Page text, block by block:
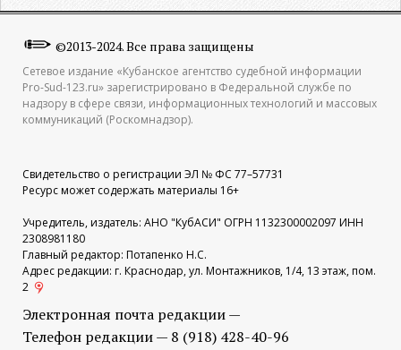
©2013-2024. Все права защищены
Сетевое издание «Кубанское агентство судебной информации
Pro-Sud-123.ru» зарегистрировано в Федеральной службе по
надзору в сфере связи, информационных технологий и массовых
коммуникаций (Роскомнадзор).
Свидетельство о регистрации ЭЛ № ФС 77–57731
Ресурс может содержать материалы 16+
Учредитель, издатель: АНО "КубАСИ" ОГРН 1132300002097 ИНН
2308981180
Главный редактор: Потапенко Н.С.
Адрес редакции: г. Краснодар, ул. Монтажников, 1/4, 13 этаж, пом.
2
Электронная почта редакции —
Телефон редакции — 8 (918) 428-40-96